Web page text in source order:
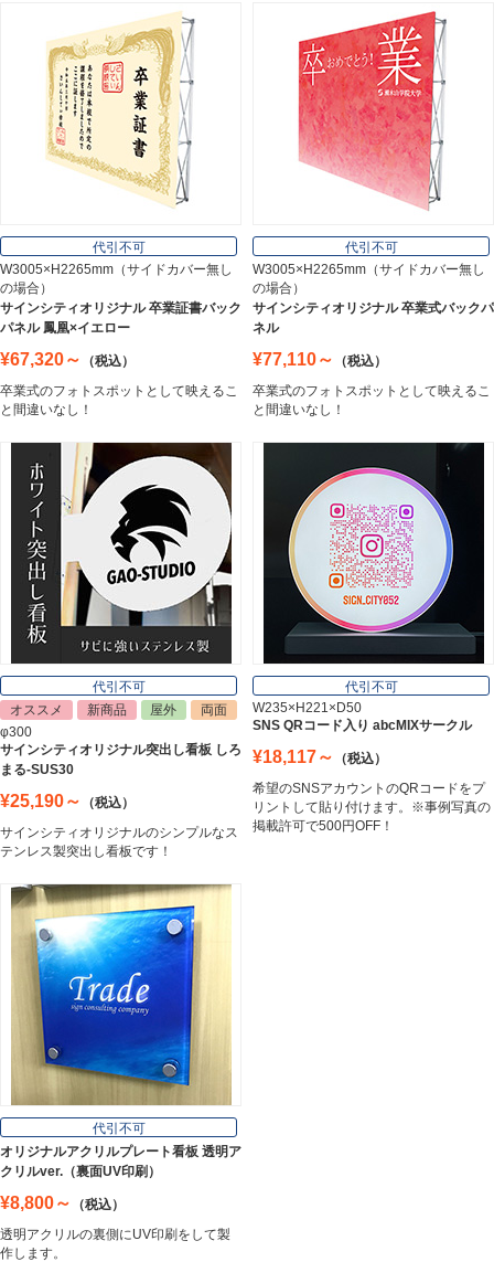
インテリア
Interior
オフィス用品
Office Supplies
ステンレス切文字
Stainless Sign
エッチングプレート
郵便ポスト
Post
Nameplate
代引不可
W3005×H2265mm（サイドカバー無し
の場合）
サインシティオリジナル 卒業証書バック
パネル 鳳凰×イエロー
¥67,320～
（税込）
卒業式のフォトスポットとして映えるこ
と間違いなし！
代引不可
W3005×H2265mm（サイドカバー無し
の場合）
サインシティオリジナル 卒業式バックパ
ネル
¥77,110～
（税込）
卒業式のフォトスポットとして映えるこ
と間違いなし！
代引不可
オススメ
新商品 屋外
両面
φ300
サインシティオリジナル突出し看板 しろ
まる-SUS30
¥25,190～
（税込）
サインシティオリジナルのシンプルなス
テンレス製突出し看板です！
代引不可
W235×H221×D50
SNS QRコード入り abcMIXサークル
¥18,117～
（税込）
希望のSNSアカウントのQRコードをプ
リントして貼り付けます。※事例写真の
掲載許可で500円OFF！
代引不可
オリジナルアクリルプレート看板 透明ア
クリルver.（裏面UV印刷）
¥8,800～
（税込）
透明アクリルの裏側にUV印刷をして製
作します。